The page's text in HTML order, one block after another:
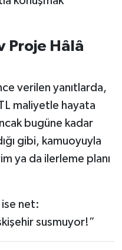
Proje Hâlâ
verilen yanıtlarda,
maliyetle hayata
bugüne kadar
gibi, kamuoyuyla
ya da ilerleme planı
ise net:
susmuyor!”